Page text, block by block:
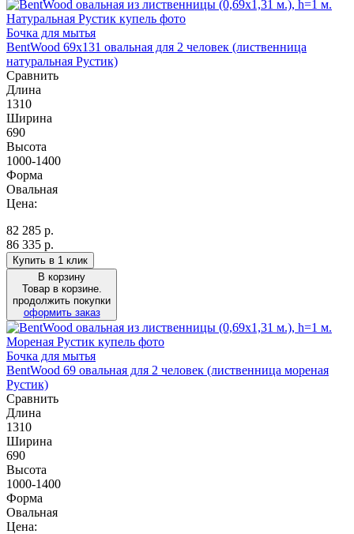
Бочка для мытья
BentWood 69х131 овальная для 2 человек (лиственница
натуральная Рустик)
Сравнить
Длина
1310
Ширина
690
Высота
1000-1400
Форма
Овальная
Цена:
82 285 р.
86 335 р.
Купить в 1 клик
В корзину
Товар в корзине.
продолжить покупки
оформить заказ
Бочка для мытья
BentWood 69 овальная для 2 человек (лиственница мореная
Рустик)
Сравнить
Длина
1310
Ширина
690
Высота
1000-1400
Форма
Овальная
Цена: